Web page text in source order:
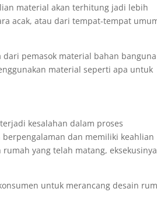
material akan terhitung jadi lebih
acak, atau dari tempat-tempat
pemasok material bahan
material seperti apa untuk
kesalahan dalam proses
dan memiliki keahlian
yang telah matang, eksekusinya
untuk merancang desain